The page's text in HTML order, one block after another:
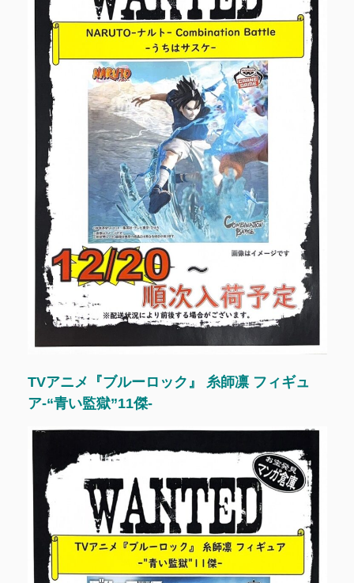
TVアニメ『ブルーロック』 糸師凛 フィギュ
ア-“青い監獄”11傑-